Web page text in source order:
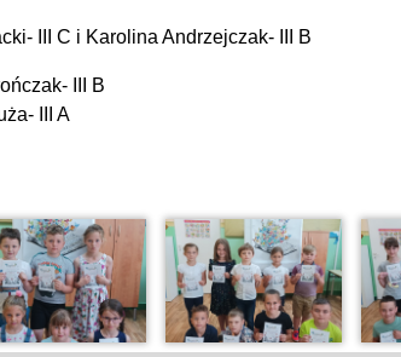
III C i Karolina Andrzejczak- III B
III B
III A